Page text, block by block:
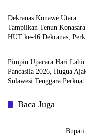
Dekranas Konawe Utara
Tampilkan Tenun
HUT ke-46 Dekranas,
Daerah
Pimpin Upacara Hari Lahir
Pancasila 2026, Hugua
Sulawesi Tenggara Perkuat
Baca Juga
Bupati